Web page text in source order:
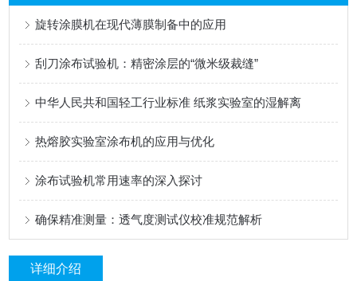
旋转涂膜机在现代薄膜制备中的应用
刮刀涂布试验机：精密涂层的“微米级裁缝”
中华人民共和国轻工行业标准 纸浆实验室的湿解离
热熔胶实验室涂布机的应用与优化
涂布试验机常用速率的深入探讨
确保精准测量：透气度测试仪校准规范解析
详细介绍